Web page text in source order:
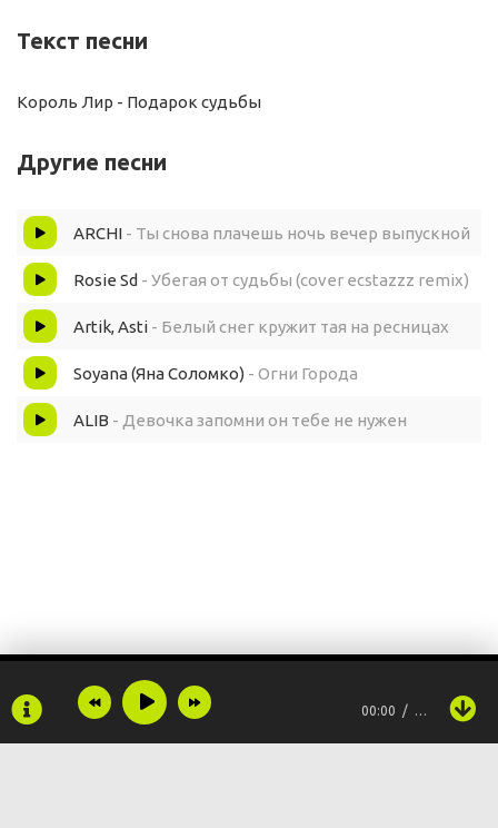
Текст песни
Король Лир - Подарок судьбы
Другие песни
ARCHI - Ты снова плачешь ночь вечер выпускной
Rosie Sd - Убегая от судьбы (cover ecstazzz remix)
Artik, Asti - Белый снег кружит тая на ресницах
Soyana (Яна Соломко) - Огни Города
ALIB - Девочка запомни он тебе не нужен
00:00